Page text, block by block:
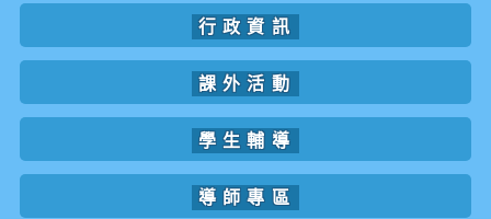
行政資訊
課外活動
學生輔導
導師專區